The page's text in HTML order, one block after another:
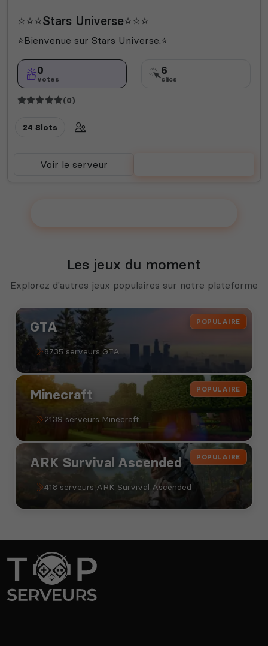
Mods communautaires
⭐⭐⭐Stars Universe⭐⭐⭐
⭐Bienvenue sur Stars Universe.⭐
0
votes
6
clics
(0)
24 Slots
Voir le serveur
Les jeux du moment
Explorez d'autres jeux populaires sur notre plateforme
POPULAIRE
GTA
8735 serveurs GTA
POPULAIRE
Minecraft
2139 serveurs Minecraft
POPULAIRE
ARK Survival Ascended
418 serveurs ARK Survival Ascended